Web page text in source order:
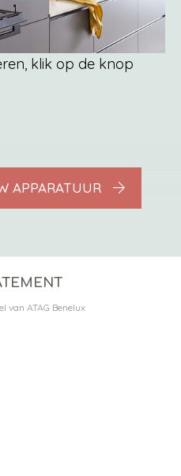
klik op de knop
APPARATUUR
van ATAG Benelux